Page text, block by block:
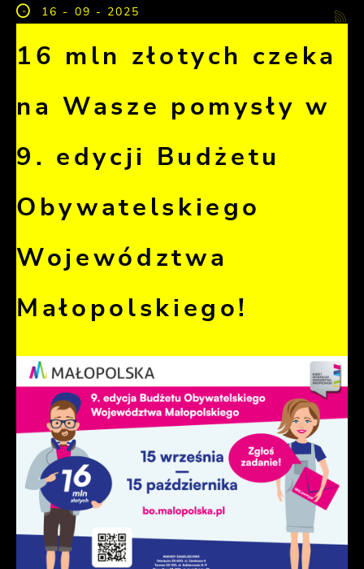
16 - 09 - 2025
16 mln złotych czeka
na Wasze pomysły w
9. edycji Budżetu
Obywatelskiego
Województwa
Małopolskiego!